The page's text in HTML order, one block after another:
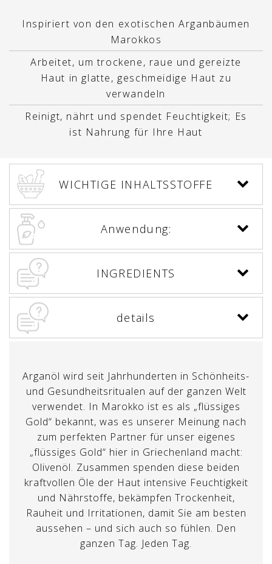
Inspiriert von den exotischen Arganbäumen
Marokkos
Arbeitet, um trockene, raue und gereizte
Haut in glatte, geschmeidige Haut zu
verwandeln
Reinigt, nährt und spendet Feuchtigkeit; Es
ist Nahrung für Ihre Haut
WICHTIGE INHALTSSTOFFE
Anwendung:
INGREDIENTS
details
Arganöl wird seit Jahrhunderten in Schönheits-
und Gesundheitsritualen auf der ganzen Welt
verwendet. In Marokko ist es als „flüssiges
Gold“ bekannt, was es unserer Meinung nach
zum perfekten Partner für unser eigenes
„flüssiges Gold“ hier in Griechenland macht:
Olivenöl. Zusammen spenden diese beiden
kraftvollen Öle der Haut intensive Feuchtigkeit
und Nährstoffe, bekämpfen Trockenheit,
Rauheit und Irritationen, damit Sie am besten
aussehen – und sich auch so fühlen. Den
ganzen Tag. Jeden Tag.